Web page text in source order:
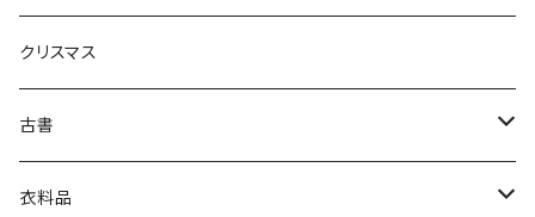
芸術・絵画・写真
絵本・児童書
娯楽・エンターテインメント
クリスマス
古書
古書セット
衣料品